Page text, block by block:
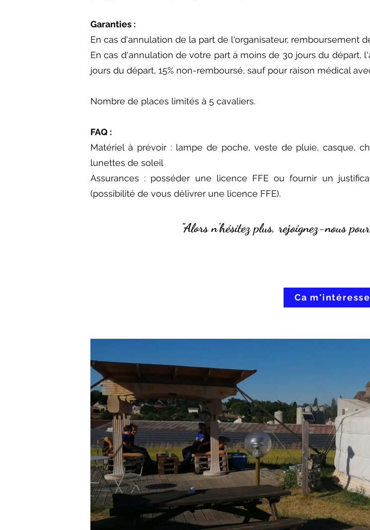
Garanties :
En cas d'annulation de la part de l'organisateur, remboursement
En cas d'annulation de votre part à moins de 30 jours du départ,
jours du départ, 15% non-remboursé, sauf pour raison médical
Nombre de places limités à 5 cavaliers.
FAQ :
Matériel à prévoir : lampe de poche, veste de pluie, casque,
lunettes de soleil
Assurances : posséder une licence FFE ou fournir un
(possibilité de vous délivrer une licence FFE).
"Alors n'hésitez plus, rejoignez-nous
Ca m'intéresse